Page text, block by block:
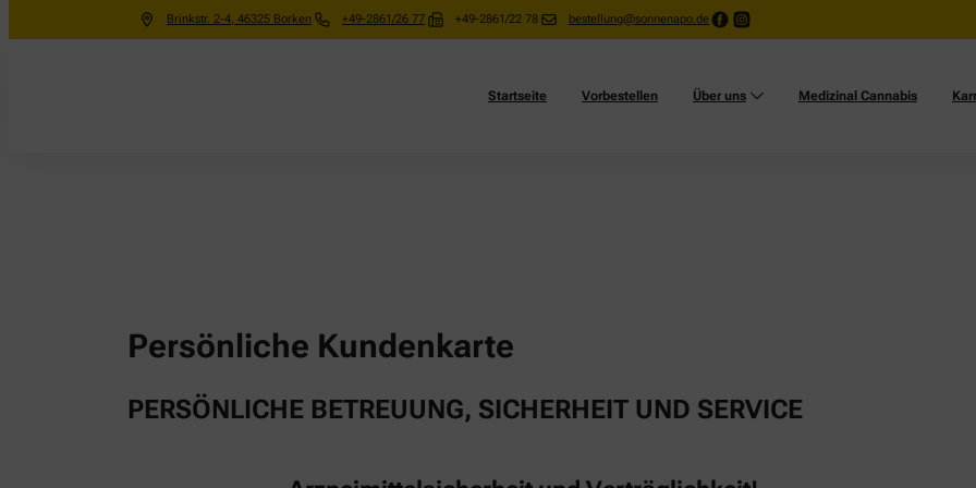
Brinkstr. 2-4, 46325 Borken +49-2861/26 77 +49-2861/22 78 bestellung@sonnenapo.de
Startseite Vorbestellen Über uns Medizinal Cannabis
Persönliche Kundenkarte
PERSÖNLICHE BETREUUNG, SICHERHEIT UND SERVICE